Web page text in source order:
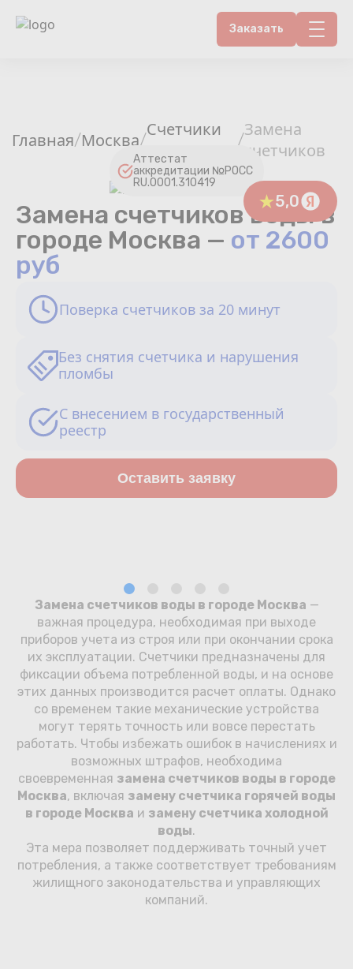
Заказать
Теплосчетчики
Услуги лаборатории
Районы
Аршин
Вопрос-ответ
Сотрудничество
Полезное
защита от мошенников
Главная/Москва/Счетчики
/Замена
счетчиков
Аттестат
аккредитации №РОСС
RU.0001.310419
5,0
Замена счетчиков воды в
городе Москва — от 2600
руб
Поверка счетчиков за 20 минут
Без снятия счетчика и нарушения
пломбы
С внесением в государственный
реестр
Оставить заявку
Замена счетчиков воды в городе Москва —
важная процедура, необходимая при выходе
приборов учета из строя или при окончании срока
их эксплуатации. Счетчики предназначены для
фиксации объема потребленной воды, и на основе
этих данных производится расчет оплаты. Однако
со временем такие механические устройства
могут терять точность или вовсе перестать
работать. Чтобы избежать ошибок в начислениях и
возможных штрафов, необходима
своевременная замена счетчиков воды в городе
Москва, включая замену счетчика горячей воды
в городе Москва и замену счетчика холодной
воды.
Эта мера позволяет поддерживать точный учет
потребления, а также соответствует требованиям
жилищного законодательства и управляющих
компаний.